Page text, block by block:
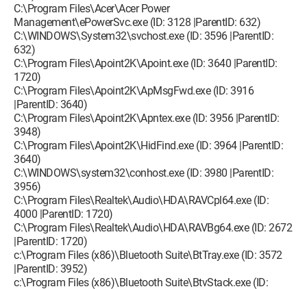
C:\Program Files\Acer\Acer Power
Management\ePowerSvc.exe (ID: 3128 |ParentID: 632)
C:\WINDOWS\System32\svchost.exe (ID: 3596 |ParentID:
632)
C:\Program Files\Apoint2K\Apoint.exe (ID: 3640 |ParentID:
1720)
C:\Program Files\Apoint2K\ApMsgFwd.exe (ID: 3916
|ParentID: 3640)
C:\Program Files\Apoint2K\Apntex.exe (ID: 3956 |ParentID:
3948)
C:\Program Files\Apoint2K\HidFind.exe (ID: 3964 |ParentID:
3640)
C:\WINDOWS\system32\conhost.exe (ID: 3980 |ParentID:
3956)
C:\Program Files\Realtek\Audio\HDA\RAVCpl64.exe (ID:
4000 |ParentID: 1720)
C:\Program Files\Realtek\Audio\HDA\RAVBg64.exe (ID: 2672
|ParentID: 1720)
c:\Program Files (x86)\Bluetooth Suite\BtTray.exe (ID: 3572
|ParentID: 3952)
c:\Program Files (x86)\Bluetooth Suite\BtvStack.exe (ID: